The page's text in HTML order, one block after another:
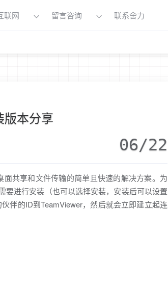
联网 留言咨询 联系舍力
版本分享
06/22
共享和文件传输的简单且快速的解决方案。为
要进行安装（也可以选择安装，安装后可以设置
伴的ID到TeamViewer，然后就会立即建立起连